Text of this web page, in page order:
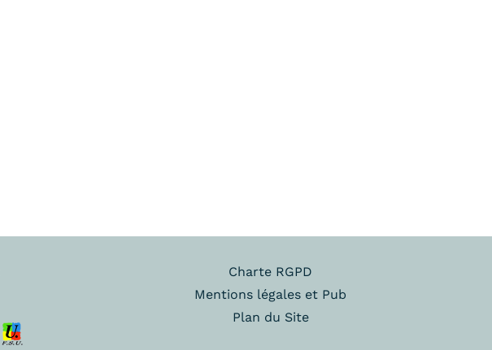
Charte RGPD
Mentions légales et Pub
Plan du Site